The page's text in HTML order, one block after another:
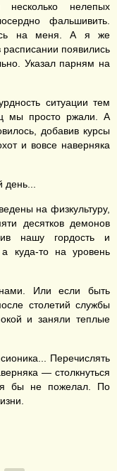
нелепых
фальшивить.
на меня. А я же
появились
Указал парням на
ситуации тем
мы просто ржали. А
добавив курсы
и вовсе наверняка
на физкультуру,
десятков демонов
нашу гордость и
куда-то на уровень
Или если быть
столетий службы
и заняли теплые
Перечислять
— столкнуться
я бы не пожелал. По